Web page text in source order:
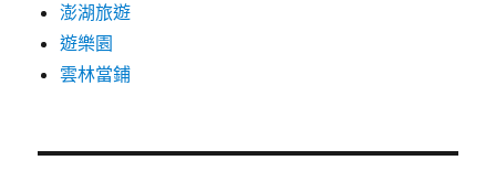
澎湖旅遊
遊樂園
雲林當鋪